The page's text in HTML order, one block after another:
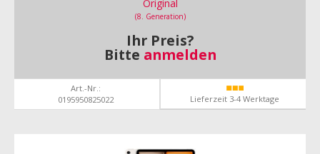
Original
(8. Generation)
Ihr Preis?
Bitte anmelden
Art.-Nr.:
0195950825022
Lieferzeit 3-4 Werktage